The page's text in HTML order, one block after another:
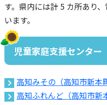
す。県内には計 5 カ所あり
います。
児童家庭支援センター
高知みその（高知市新本
高知ふれんど（高知市新